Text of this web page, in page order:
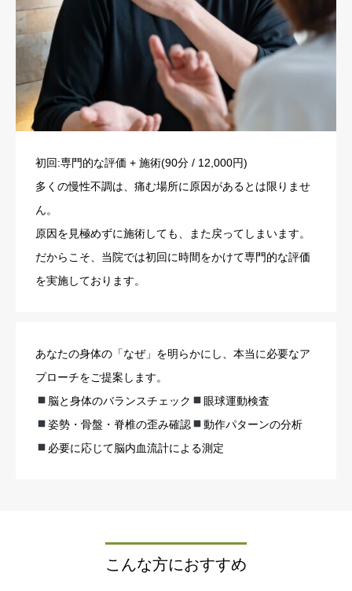
初回:専門的な評価 + 施術(90分 / 12,000円)
多くの慢性不調は、痛む場所に原因があるとは限りませ
ん。
原因を見極めずに施術しても、また戻ってしまいます。
だからこそ、当院では初回に時間をかけて専門的な評価
を実施しております。
あなたの身体の「なぜ」を明らかにし、本当に必要なア
プローチをご提案します。
脳と身体のバランスチェック
眼球運動検査
姿勢・骨盤・脊椎の歪み確認
動作パターンの分析
必要に応じて脳内血流計による測定
こんな方におすすめ